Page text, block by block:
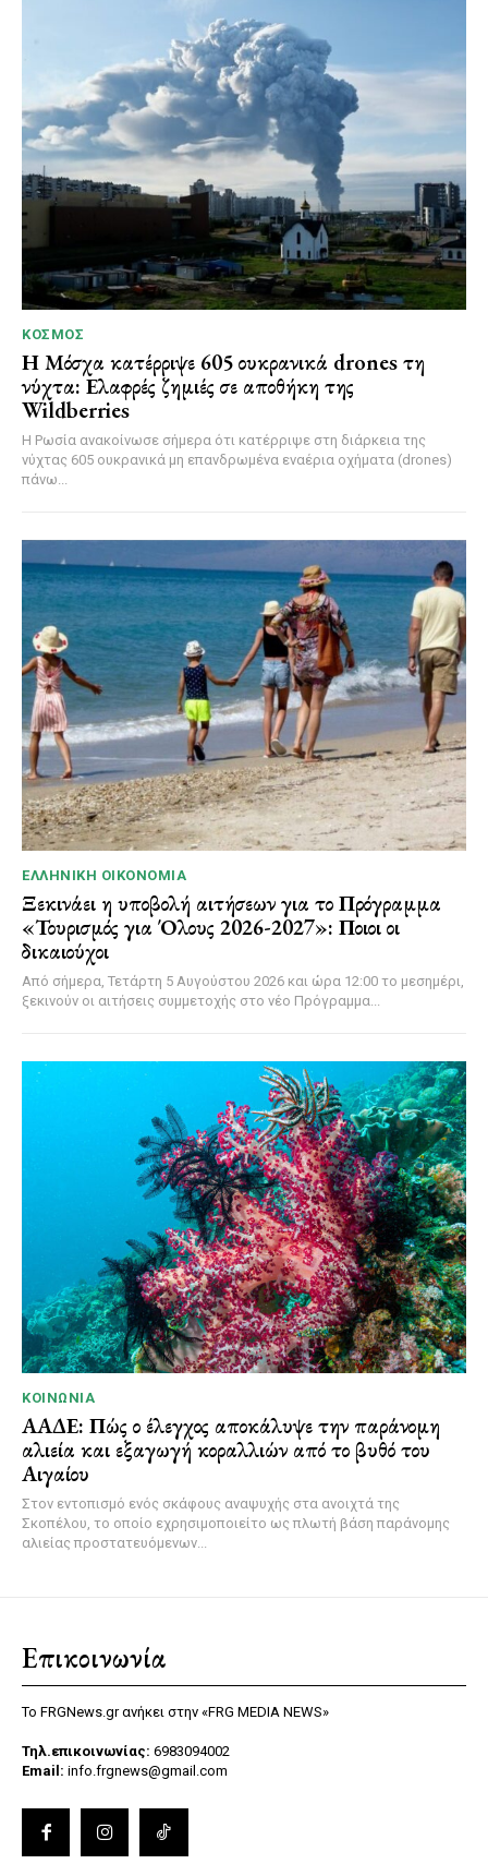
ΚΌΣΜΟΣ
Η Μόσχα κατέρριψε 605 ουκρανικά drones τη
νύχτα: Ελαφρές ζημιές σε αποθήκη της
Wildberries
Η Ρωσία ανακοίνωσε σήμερα ότι κατέρριψε στη διάρκεια της
νύχτας 605 ουκρανικά μη επανδρωμένα εναέρια οχήματα (drones)
πάνω...
ΕΛΛΗΝΙΚΉ ΟΙΚΟΝΟΜΊΑ
Ξεκινάει η υποβολή αιτήσεων για το Πρόγραμμα
«Τουρισμός για Όλους 2026-2027»: Ποιοι οι
δικαιούχοι
Από σήμερα, Τετάρτη 5 Αυγούστου 2026 και ώρα 12:00 το μεσημέρι,
ξεκινούν οι αιτήσεις συμμετοχής στο νέο Πρόγραμμα...
ΚΟΙΝΩΝΊΑ
ΑΑΔΕ: Πώς ο έλεγχος αποκάλυψε την παράνομη
αλιεία και εξαγωγή κοραλλιών από το βυθό του
Αιγαίου
Στον εντοπισμό ενός σκάφους αναψυχής στα ανοιχτά της
Σκοπέλου, το οποίο εχρησιμοποιείτο ως πλωτή βάση παράνομης
αλιείας προστατευόμενων...
Επικοινωνία
Το FRGNews.gr ανήκει στην «FRG MEDIA NEWS»
Τηλ.επικοινωνίας: 6983094002
Email: info.frgnews@gmail.com